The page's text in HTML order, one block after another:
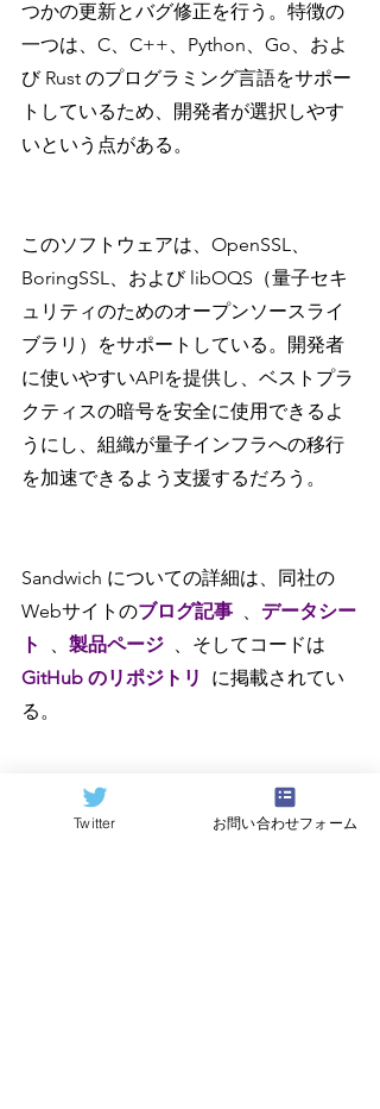
つかの更新とバグ修正を行う。特徴の
一つは、C、C++、Python、Go、およ
び Rust のプログラミング言語をサポー
トしているため、開発者が選択しやす
いという点がある。
このソフトウェアは、OpenSSL、
BoringSSL、および libOQS（量子セキ
ュリティのためのオープンソースライ
ブラリ）をサポートしている。開発者
に使いやすいAPIを提供し、ベストプラ
クティスの暗号を安全に使用できるよ
うにし、組織が量子インフラへの移行
を加速できるよう支援するだろう。
Sandwich についての詳細は、同社の
Webサイトのブログ記事 、 データシー
ト
、 製品ページ 、そしてコードは
GitHub のリポジトリ
に掲載されてい
る。
Twitter お問い合わせフォーム